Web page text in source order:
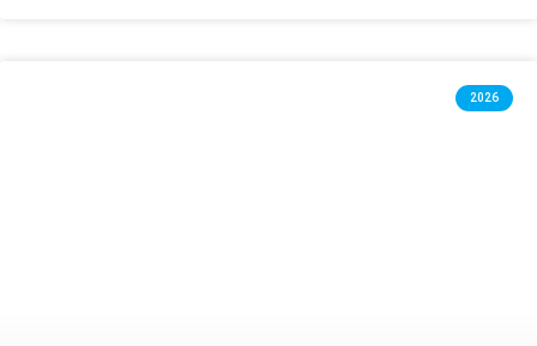
2026